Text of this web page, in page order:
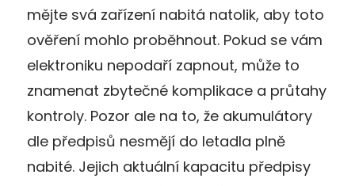
mějte svá zařízení nabitá natolik, aby toto
ověření mohlo proběhnout. Pokud se vám
elektroniku nepodaří zapnout, může to
znamenat zbytečné komplikace a průtahy
kontroly. Pozor ale na to, že akumulátory
dle předpisů nesmějí do letadla plně
nabité. Jejich aktuální kapacitu předpisy